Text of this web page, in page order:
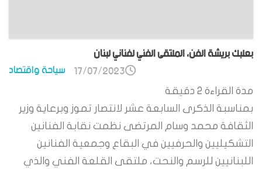
بعلبك بريشة الفن، الملتقى الفني لفناني لبنان
سياحة واقتصاد 17/07/2023
مدة القراءة 2 دقيقة
بمناسبة الذكرى السابعة عشر لانتصار تموز وبرعاية وزير
الثقافة محمد وسام المرتضى نظمت نقابة الفنانين
التشكيليين والحرفيين في البقاع وجمعية الفنانين
اللبنانيين للرسم والنحت، ملتقى القلعة الفني والذي